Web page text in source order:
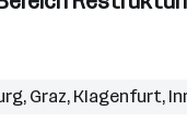
, Graz, Klagenfurt,